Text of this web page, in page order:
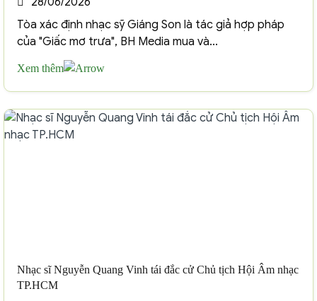
Tòa xác định nhạc sỹ Giáng Son là tác giả hợp pháp
của "Giấc mơ trưa", BH Media mua và...
Xem thêm
Nhạc sĩ Nguyễn Quang Vinh tái đắc cử Chủ tịch Hội Âm nhạc
TP.HCM